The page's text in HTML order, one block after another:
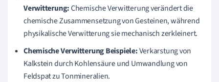
Verwitterung:Chemische Verwitterung verändert die
chemische Zusammensetzung von Gesteinen, während
physikalische Verwitterung sie mechanisch zerkleinert.
Chemische Verwitterung Beispiele:Verkarstung von
Kalkstein durch Kohlensäure und Umwandlung von
Feldspat zu Tonmineralien.